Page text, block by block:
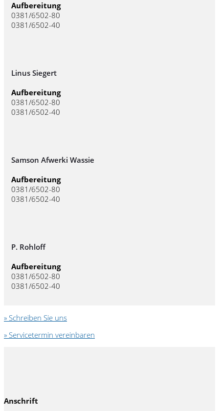
Aufbereitung
0381/6502-80
0381/6502-40
Linus Siegert
Aufbereitung
0381/6502-80
0381/6502-40
Samson Afwerki Wassie
Aufbereitung
0381/6502-80
0381/6502-40
P. Rohloff
Aufbereitung
0381/6502-80
0381/6502-40
» Schreiben Sie uns
» Servicetermin vereinbaren
Anschrift